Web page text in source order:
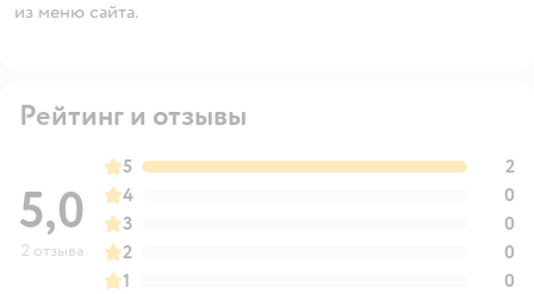
из меню сайта.
Рейтинг и отзывы
5,0
2 отзыва
5
2
4
0
3
0
2
0
1
0